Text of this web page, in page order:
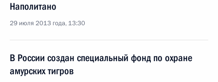
Наполитано
29 июля 2013 года, 13:30
В России создан специальный фонд по охране
амурских тигров